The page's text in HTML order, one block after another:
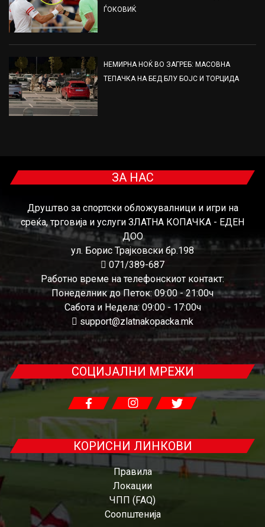
ЃОКОВИЌ
НЕМИРНА НОЌ ВО ЗАГРЕБ: МАСОВНА
ТЕПАЧКА НА БЕД БЛУ БОЈС И ТОРЦИДА
ЗА НАС
Друштво за спортски обложувалници и игри на
среќа, трговија и услуги ЗЛАТНА КОПАЧКА - ЕДЕН
ДОО
ул. Борис Трајковски бр.198
071/389-687
Работно време на телефонскиот контакт:
Понеделник до Петок: 09:00 - 21:00ч
Сабота и Недела: 09:00 - 17:00ч
support@zlatnakopacka.mk
СОЦИЈАЛНИ МРЕЖИ
КОРИСНИ ЛИНКОВИ
Правила
Локации
ЧПП (FAQ)
Соопштенија